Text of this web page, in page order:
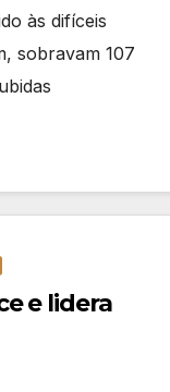
às difíceis
sobravam 107
e lidera